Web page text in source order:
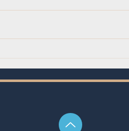
Warum und wie sollten Sie eine
mobile Anwendung für Ihr
Unternehmen entwickeln?